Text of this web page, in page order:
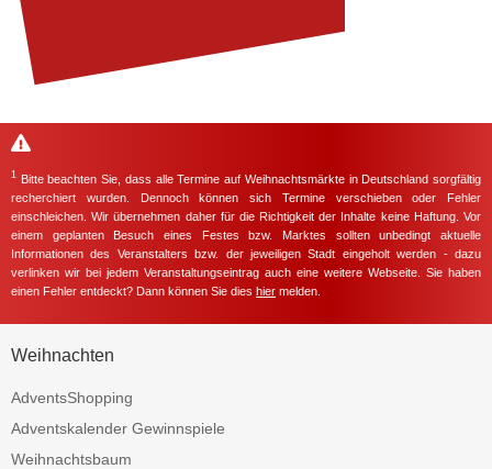
1 Bitte beachten Sie, dass alle Termine auf Weihnachtsmärkte in Deutschland sorgfältig
recherchiert wurden. Dennoch können sich Termine verschieben oder Fehler
einschleichen. Wir übernehmen daher für die Richtigkeit der Inhalte keine Haftung. Vor
einem geplanten Besuch eines Festes bzw. Marktes sollten unbedingt aktuelle
Informationen des Veranstalters bzw. der jeweiligen Stadt eingeholt werden - dazu
verlinken wir bei jedem Veranstaltungseintrag auch eine weitere Webseite. Sie haben
einen Fehler entdeckt? Dann können Sie dies hier melden.
Weihnachten
AdventsShopping
Adventskalender Gewinnspiele
Weihnachtsbaum